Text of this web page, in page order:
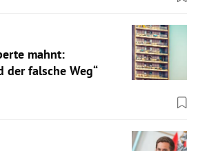
mahnt:
der falsche Weg“